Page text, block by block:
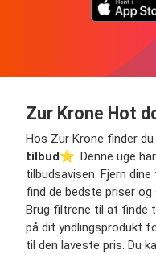
Zur Krone Hot
Hos Zur Krone finder
tilbud⭐️. Denne uge
tilbudsavisen. Fjern
find de bedste priser
Brug filtrene til at finde
på dit yndlingsprodukt
til den laveste pris. Du